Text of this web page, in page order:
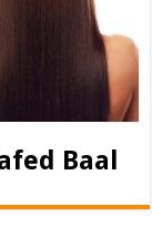
Baal